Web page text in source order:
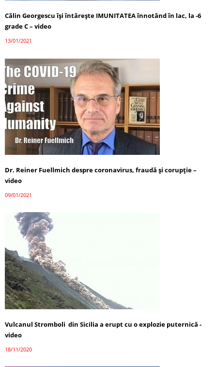
Călin Georgescu își întărește IMUNITATEA înnotând în lac, la -6
grade C – video
13/01/2021
Dr. Reiner Fuellmich despre coronavirus, fraudă și corupție –
video
09/01/2021
Vulcanul Stromboli din Sicilia a erupt cu o explozie puternică -
video
18/11/2020